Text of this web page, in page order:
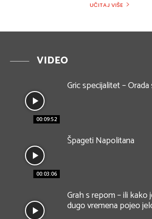
UČITAJ VIŠE
VIDEO
00:09:52
Gric specijalitet –
00:03:06
Špageti Napolitana
Grah s repom – ili kako
dugo vremena pojeo